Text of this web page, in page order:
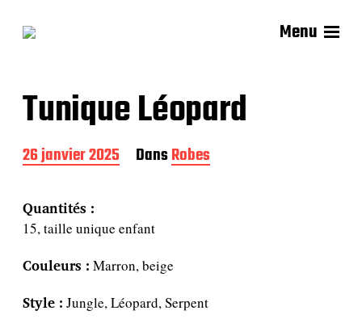
Menu
Tunique Léopard
D
a
e
d
e
u
l
26 janvier 2025 DansRobes
Quantités :
15, taille unique enfant
Couleurs : Marron, beige
Style : Jungle, Léopard, Serpent